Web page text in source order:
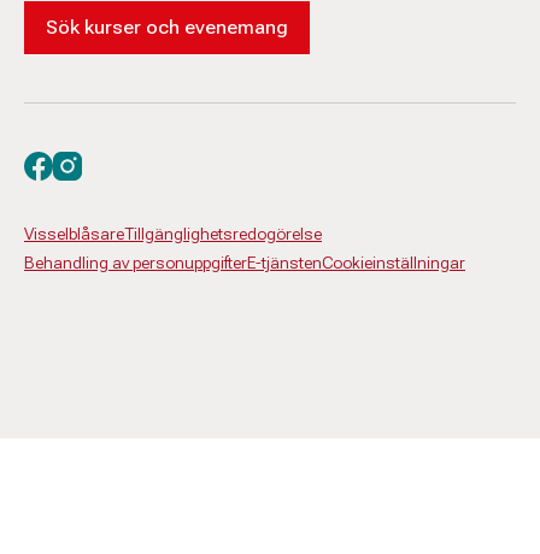
Sök kurser och evenemang
VisselblåsareTillgänglighetsredogörelse
Behandling av personuppgifterE-tjänstenCookieinställningar
Besök oss på facebook
Besök oss på instagram